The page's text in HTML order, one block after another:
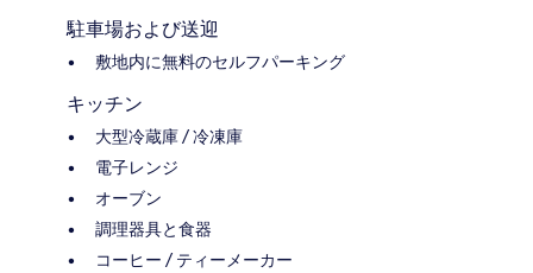
駐車場および送迎
敷地内に無料のセルフパーキング
キッチン
大型冷蔵庫 / 冷凍庫
電子レンジ
オーブン
調理器具と食器
コーヒー / ティーメーカー